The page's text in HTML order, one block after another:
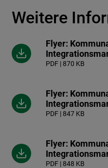
Weitere
Flyer:
PDF | 870 KB
Flyer:
PDF | 847 KB
Flyer:
PDF | 848 KB